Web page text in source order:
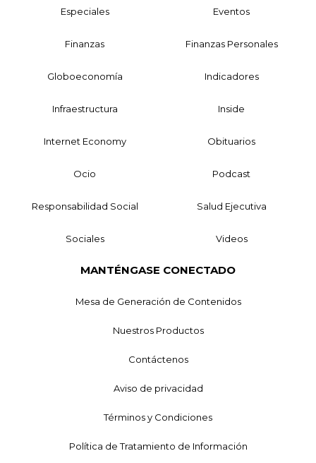
Especiales Eventos
Finanzas Finanzas Personales
Globoeconomía Indicadores
Infraestructura Inside
Internet Economy Obituarios
Ocio Podcast
Responsabilidad Social Salud Ejecutiva
Sociales Videos
MANTÉNGASE CONECTADO
Mesa de Generación de Contenidos
Nuestros Productos
Contáctenos
Aviso de privacidad
Términos y Condiciones
Política de Tratamiento de Información